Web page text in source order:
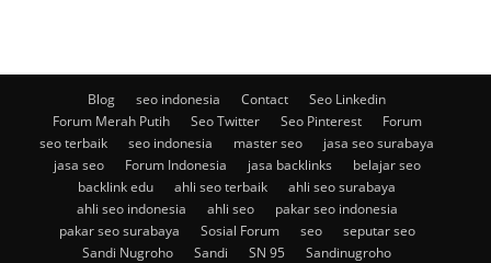
Blog seo indonesia Contact
Seo Linkedin
Forum Merah Putih
Seo Twitter Seo Pinterest
Forum
seo terbaik
seo indonesia master seo
jasa seo surabaya
jasa seo
Forum Indonesia jasa backlinks
belajar seo
backlink edu
ahli seo terbaik
ahli seo surabaya
ahli seo indonesia
ahli seo
pakar seo indonesia
pakar seo surabaya
Sosial Forum seo
seputar seo
Sandi Nugroho
Sandi SN 95
Sandinugroho